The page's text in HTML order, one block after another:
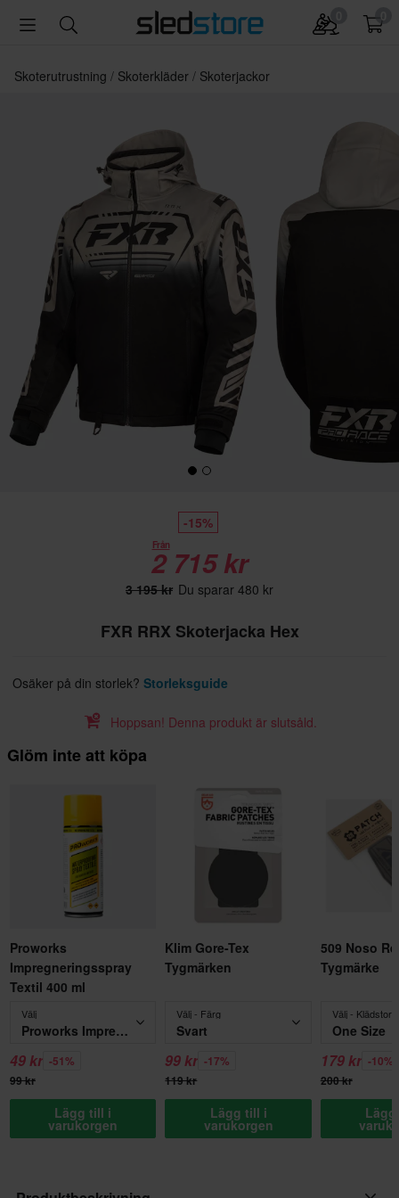
Skoterutrustning Skoterkläder Skoterjackor
-15%
Från
2 715 kr
3 195 kr Du sparar 480 kr
FXR RRX Skoterjacka Hex
Osäker på din storlek? Storleksguide
Hoppsan! Denna produkt är slutsåld.
Glöm inte att köpa
Proworks
Impregneringsspray
Textil 400 ml
Välj
Proworks Impregneringsspray Textil 400 ml
49 kr -51%
99 kr
Lägg till i
varukorgen
Klim Gore-Tex
Tygmärken
Välj - Färg
Svart
99 kr -17%
119 kr
Lägg till i
varukorgen
509 Noso
Tygmärke
Välj -
One Size
179 kr -10%
200 kr